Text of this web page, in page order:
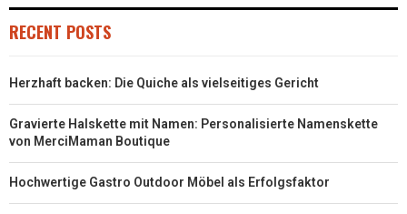
RECENT POSTS
Herzhaft backen: Die Quiche als vielseitiges Gericht
Gravierte Halskette mit Namen: Personalisierte Namenskette
von MerciMaman Boutique
Hochwertige Gastro Outdoor Möbel als Erfolgsfaktor